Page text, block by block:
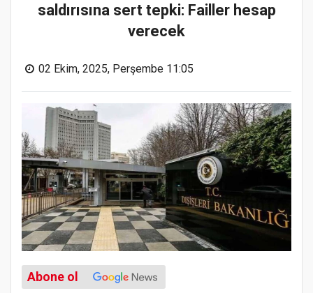
saldırısına sert tepki: Failler hesap
verecek
02 Ekim, 2025, Perşembe 11:05
Abone ol